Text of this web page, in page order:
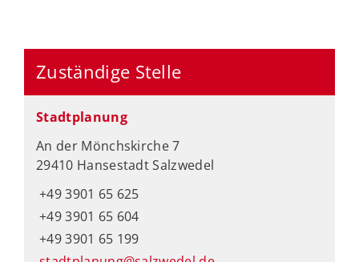
Zuständige Stelle
Stadtplanung
An der Mönchskirche 7
29410 Hansestadt Salzwedel
+49 3901 65 625
+49 3901 65 604
+49 3901 65 199